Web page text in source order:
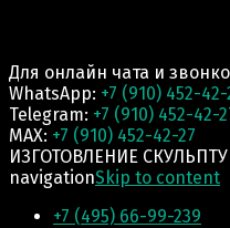
Для онлайн чата и
WhatsApp: +7 (910) 452-42-
Telegram: +7 (910) 452-42-
MAX: +7 (910) 452-42-27
ИЗГОТОВЛЕНИЕ
navigationSkip to content
+7 (495) 66-99-239